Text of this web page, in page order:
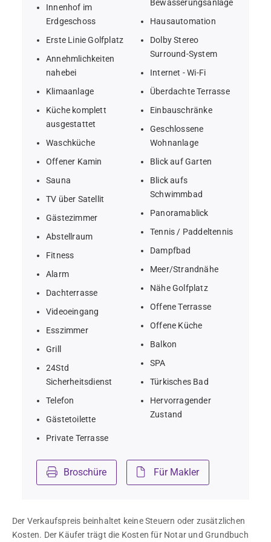
• Master-Suite (75 m²) + 4 Familienschlafzimmer mit
eigenem Bad
• Gästehaus mit Schlafzimmer und Wohnzimmer +
separate Gartensuite
• Freizeitbereich im Innenbereich: 16,5 m langer
Salzwasserpool, Fitnessraum, Sauna, Dampfbad
• Designerküche mit Familien-TV-Bereich und Essbereich
• Außenbereich: Infinity-Pool, überdachte Terrassen, Bar,
Innenhof im
Erdgeschoss
Erste Linie Golfplatz
Annehmlichkeiten
nahebei
Klimaanlage
Küche komplett
ausgestattet
Waschküche
Offener Kamin
Sauna
TV über Satellit
Gästezimmer
Abstellraum
Fitness
Alarm
Dachterrasse
Videoeingang
Esszimmer
Grill
24Std
Sicherheitsdienst
Telefon
Gästetoilette
Private Terrasse
Bewässerungsanlage
Hausautomation
Dolby Stereo
Surround-System
Internet - Wi-Fi
Überdachte Terrasse
Einbauschränke
Geschlossene
Wohnanlage
Blick auf Garten
Blick aufs
Schwimmbad
Panoramablick
Tennis / Paddeltennis
Dampfbad
Meer/Strandnähe
Nähe Golfplatz
Offene Terrasse
Offene Küche
Balkon
SPA
Türkisches Bad
Hervorragender
Zustand
Broschüre Für Makler
Der Verkaufspreis beinhaltet keine Steuern oder zusätzlichen
Kosten. Der Käufer trägt die Kosten für Notar und Grundbuch